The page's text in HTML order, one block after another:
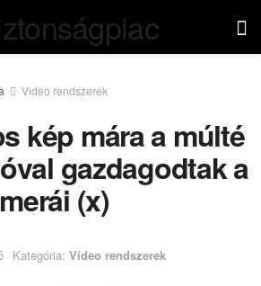
Video rendszerek
kép mára a múlté
gazdagodtak a
(x)
Kategória: Video rendszerek